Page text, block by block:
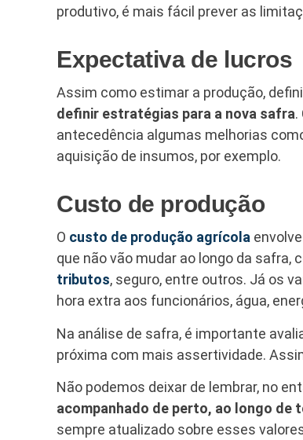
produtivo, é mais fácil prever as
Expectativa de lucros
Assim como estimar a produção,
definir estratégias para a nova safra.
antecedência algumas melhorias
aquisição de insumos, por exemplo.
Custo de produção
O custo de produção agrícola
que não vão mudar ao longo da safra,
tributos, seguro, entre outros. Já os
hora extra aos funcionários, água,
Na análise de safra, é importante
próxima com mais assertividade.
Não podemos deixar de lembrar, no
acompanhado de perto, ao longo de
sempre atualizado sobre esses